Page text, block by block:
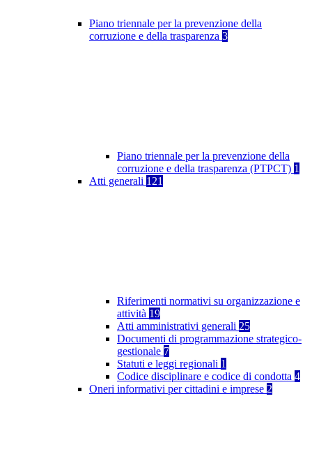
Piano triennale per la prevenzione della
corruzione e della trasparenza 3
Piano triennale per la prevenzione della
corruzione e della trasparenza (PTPCT) 1
Atti generali 121
Riferimenti normativi su organizzazione e
attività 19
Atti amministrativi generali 25
Documenti di programmazione strategico-
gestionale 7
Statuti e leggi regionali 1
Codice disciplinare e codice di condotta 4
Oneri informativi per cittadini e imprese 2